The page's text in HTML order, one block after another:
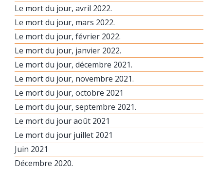
Le mort du jour, avril 2022.
Le mort du jour, mars 2022.
Le mort du jour, février 2022.
Le mort du jour, janvier 2022.
Le mort du jour, décembre 2021.
Le mort du jour, novembre 2021.
Le mort du jour, octobre 2021
Le mort du jour, septembre 2021.
Le mort du jour août 2021
Le mort du jour juillet 2021
Juin 2021
Décembre 2020.